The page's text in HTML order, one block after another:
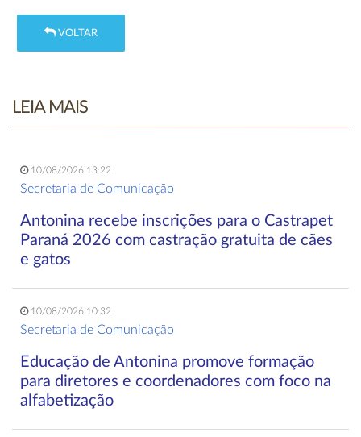
VOLTAR
LEIA MAIS
10/08/2026 13:22
Secretaria de Comunicação
Antonina recebe inscrições para o Castrapet
Paraná 2026 com castração gratuita de cães
e gatos
10/08/2026 10:32
Secretaria de Comunicação
Educação de Antonina promove formação
para diretores e coordenadores com foco na
alfabetização